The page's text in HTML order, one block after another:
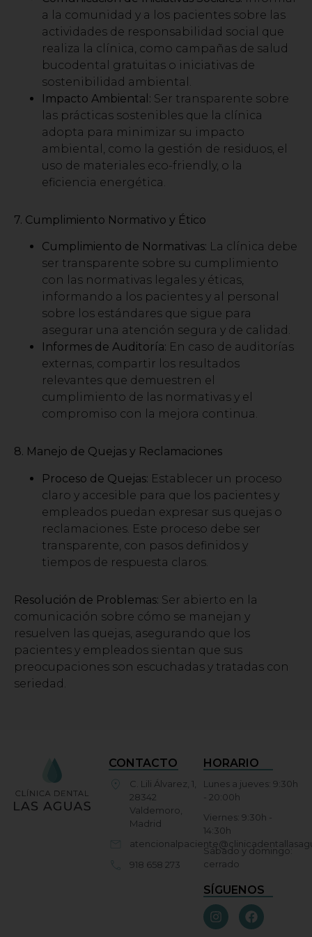
a la comunidad y a los pacientes sobre las
actividades de responsabilidad social que
realiza la clínica, como campañas de salud
bucodental gratuitas o iniciativas de
sostenibilidad ambiental.
Impacto Ambiental: Ser transparente sobre
las prácticas sostenibles que la clínica
adopta para minimizar su impacto
ambiental, como la gestión de residuos, el
uso de materiales eco-friendly, o la
eficiencia energética.
7. Cumplimiento Normativo y Ético
Cumplimiento de Normativas: La clínica debe
ser transparente sobre su cumplimiento
con las normativas legales y éticas,
informando a los pacientes y al personal
sobre los estándares que sigue para
asegurar una atención segura y de calidad.
Informes de Auditoría: En caso de auditorías
externas, compartir los resultados
relevantes que demuestren el
cumplimiento de las normativas y el
compromiso con la mejora continua.
8. Manejo de Quejas y Reclamaciones
Proceso de Quejas: Establecer un proceso
claro y accesible para que los pacientes y
empleados puedan expresar sus quejas o
reclamaciones. Este proceso debe ser
transparente, con pasos definidos y
tiempos de respuesta claros.
Resolución de Problemas: Ser abierto en la
comunicación sobre cómo se manejan y
resuelven las quejas, asegurando que los
pacientes y empleados sientan que sus
preocupaciones son escuchadas y tratadas con
seriedad.
CONTACTO
C. Lili Álvarez, 1,
28342
Valdemoro,
Madrid
918 658 273
HORARIO
Lunes a jueves: 9:30h
- 20:00h
Viernes: 9:30h -
14:30h
Sábado y domingo:
cerrado
SÍGUENOS